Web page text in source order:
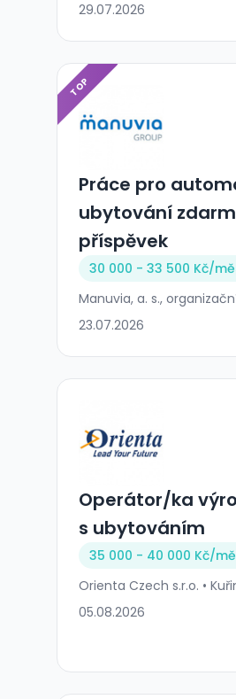
29.07.2026
TOP
Práce pro
ubytování
příspěvek
30 000 - 33 500 Kč/
Manuvia, a. s.,
23.07.2026
Operátor/ka
s ubytováním
35 000 - 40 000 Kč/
Orienta Czech s.r.o. •
05.08.2026